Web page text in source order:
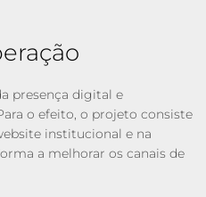
presença digital e
o efeito, o projeto consiste
institucional e na
a melhorar os canais de